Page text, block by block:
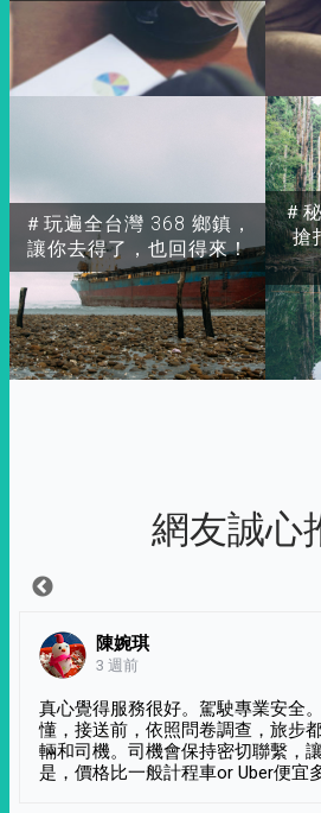
＃玩遍全台灣 368 鄉鎮，
讓你去得了，也回得來！
＃
搶
網友誠心
陳婉琪
3 週前
真心覺得服務很好。駕駛專業安全
懂，接送前，依照問卷調查，旅步
輛和司機。司機會保持密切聯繫，
是，價格比一般計程車or Uber便宜